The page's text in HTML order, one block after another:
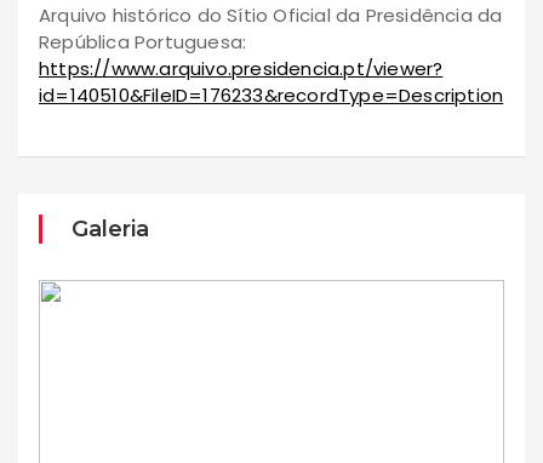
Arquivo histórico do Sítio Oficial da Presidência da
República Portuguesa:
https://www.arquivo.presidencia.pt/viewer?
id=140510&FileID=176233&recordType=Description
Galeria